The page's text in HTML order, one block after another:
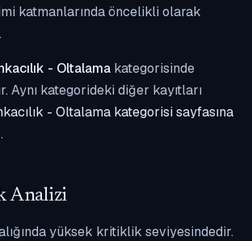
katmanlarında öncelikli olarak
- Oltalama kategorisinde
Aynı kategorideki diğer kayıtları
- Oltalama kategorisi sayfasına
Analizi
yüksek kritiklik seviyesindedir.